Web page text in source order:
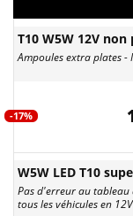
T10 W5W 12V
Ampoules extra plates
-17%
W5W LED T10
Pas d'erreur au
tous les véhicules en 12V